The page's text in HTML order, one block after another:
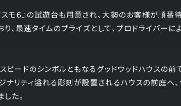
モ６』の試遊台も用意され、大勢のお客様が順
、最速タイムのプライズとして、プロドライバー
スピードのシンボルともなるグッドウッドハウス
ナリティ溢れる彫刻が設置されるハウスの前庭へ
た。